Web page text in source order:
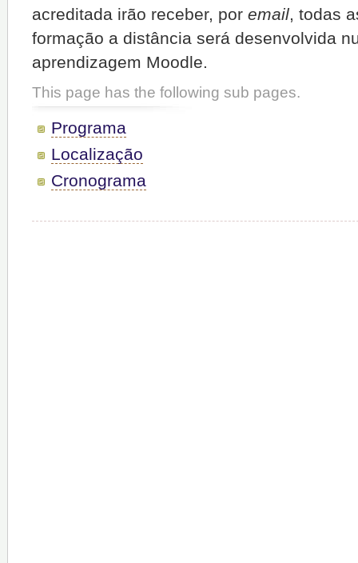
acreditada irão receber, por email, todas
formação a distância será desenvolvida
aprendizagem Moodle.
This page has the following sub pages.
Programa
Localização
Cronograma